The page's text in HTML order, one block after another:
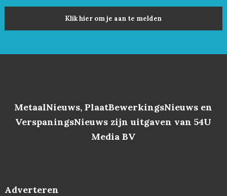
Klik hier om je aan te melden
MetaalNieuws, PlaatBewerkingsNieuws en
VerspaningsNieuws zijn uitgaven van 54U
Media BV
Adverteren